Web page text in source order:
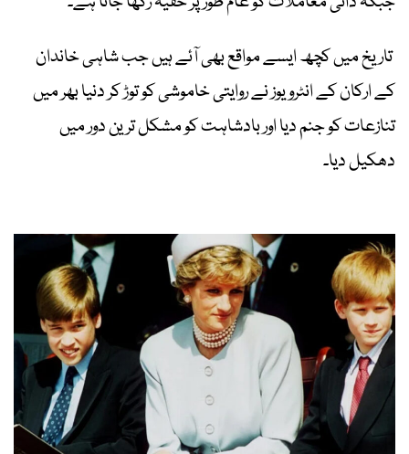
تاریخ میں کچھ ایسے مواقع بھی آئے ہیں جب شاہی خاندان
کے ارکان کے انٹرویوز نے روایتی خاموشی کو توڑ کر دنیا بھر میں
تنازعات کو جنم دیا اور بادشاہت کو مشکل ترین دور میں
دھکیل دیا۔